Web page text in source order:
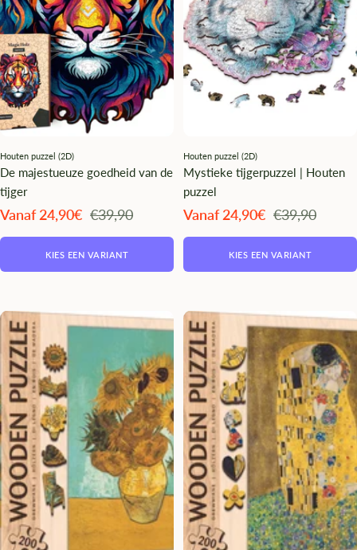
Houten puzzel (2D)
De majestueuze goedheid van de
tijger
Angebotspreis
Vanaf 24,90€ Regulärer
€39,90
KIES EEN VARIANT
Houten puzzel (2D)
Mystieke tijgerpuzzel | Houten
puzzel
Angebotspreis
Vanaf 24,90€ Regulärer
€39,90
KIES EEN VARIANT